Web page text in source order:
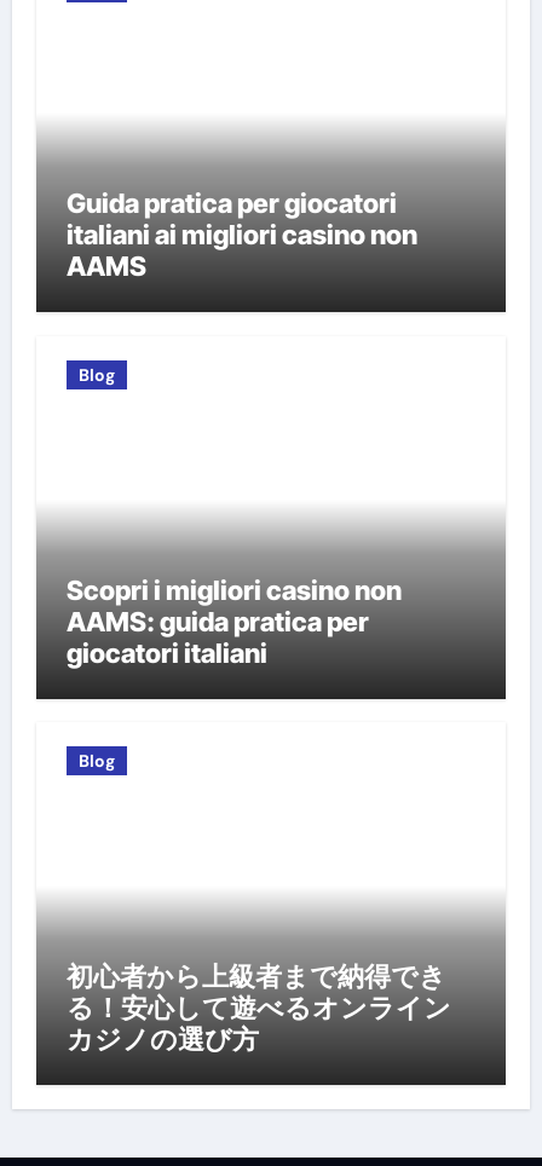
Guida pratica per giocatori
italiani ai migliori casino non
AAMS
Blog
Scopri i migliori casino non
AAMS: guida pratica per
giocatori italiani
Blog
初心者から上級者まで納得でき
る！安心して遊べるオンライン
カジノの選び方